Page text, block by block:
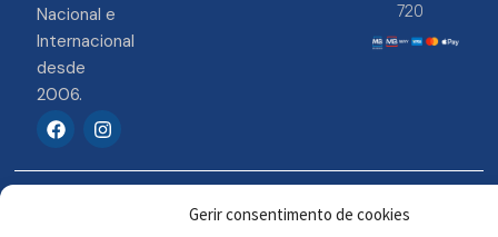
Gerir consentimento de cookies
Nacional e
Internacional
desde
2006.
F
a
e
I
n
t
720
Livro de reclamações